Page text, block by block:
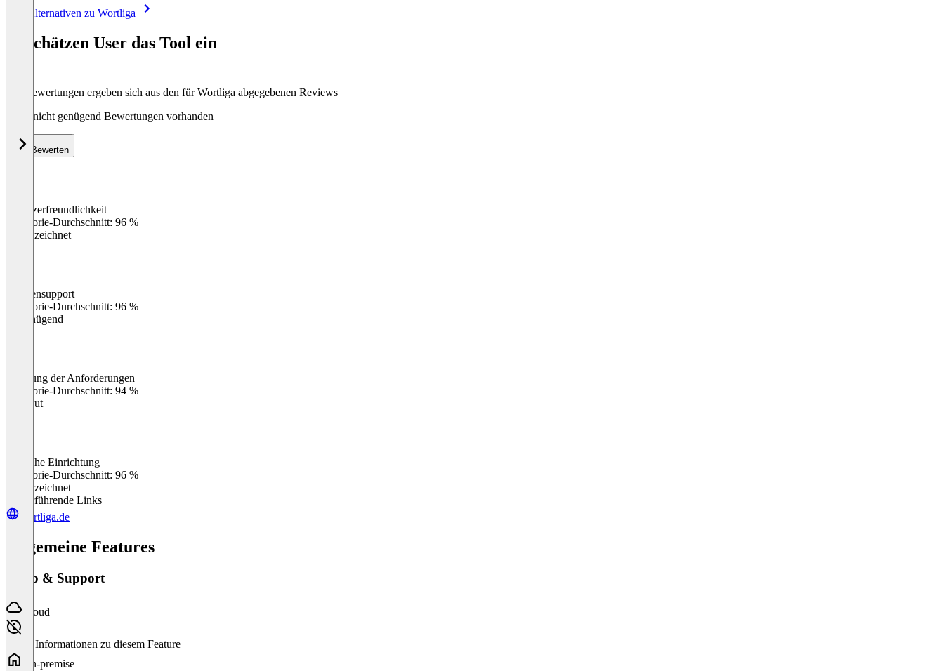
Alle Alternativen zu Wortliga
So schätzen User das Tool ein
Die Bewertungen ergeben sich aus den für Wortliga abgegebenen Reviews
Noch nicht genügend Bewertungen vorhanden
Bewerten
Benutzerfreundlichkeit
Kategorie-Durchschnitt: 96 %
Ausgezeichnet
Kundensupport
Kategorie-Durchschnitt: 96 %
Ungenügend
Erfüllung der Anforderungen
Kategorie-Durchschnitt: 94 %
Sehr gut
Einfache Einrichtung
Kategorie-Durchschnitt: 96 %
Ausgezeichnet
Weiterführende Links
wortliga.de
Allgemeine Features
Setup & Support
Cloud
Keine Informationen zu diesem Feature
On-premise